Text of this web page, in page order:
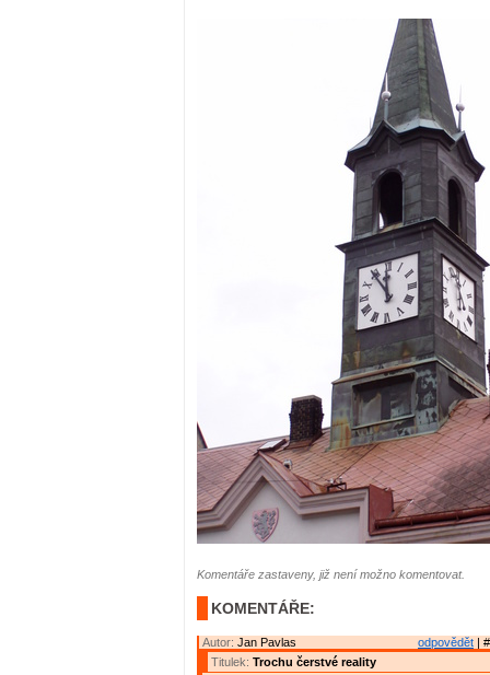
Komentáře zastaveny, již není možno komentovat.
KOMENTÁŘE:
odpovědět |
Autor: Jan Pavlas
Titulek: Trochu čerstvé reality